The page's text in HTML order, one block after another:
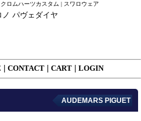
ロムハーツカスタム | スワロウェア
パヴェダイヤ
CONTACT CART LOGIN
AUDEMARS PIGUET